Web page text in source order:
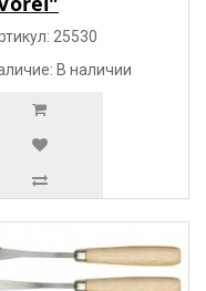
25530
В наличии